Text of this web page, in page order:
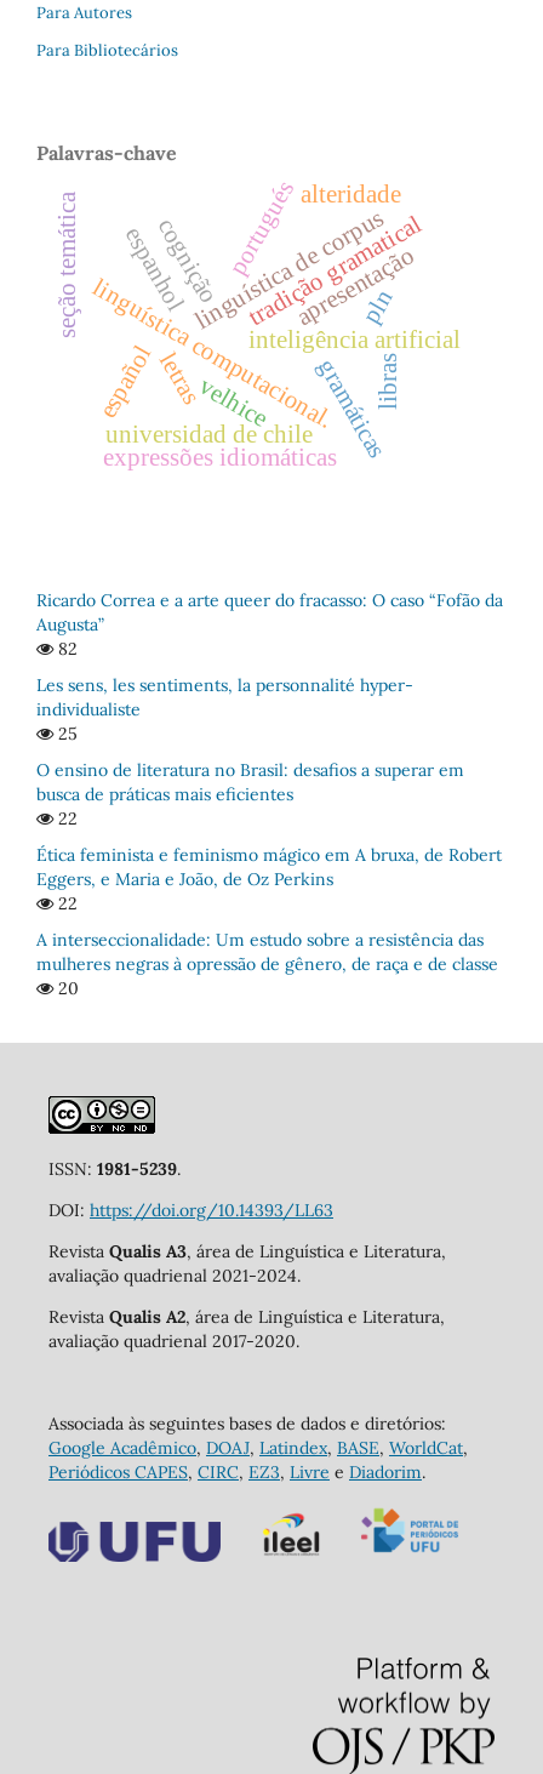
Para Autores
Para Bibliotecários
Palavras-chave
linguística de corpus
linguística computacional.inteligência artificial
letras
apresentação
seção temática cognição
gramáticas
universidad de chile
portugués
español
tradição gramatical
espanhol
libras
expressões idiomáticas
pln
velhice
alteridade
Ricardo Correa e a arte queer do fracasso: O caso “Fofão da
Augusta”
82
Les sens, les sentiments, la personnalité hyper-
individualiste
25
O ensino de literatura no Brasil: desafios a superar em
busca de práticas mais eficientes
22
Ética feminista e feminismo mágico em A bruxa, de Robert
Eggers, e Maria e João, de Oz Perkins
22
A interseccionalidade: Um estudo sobre a resistência das
mulheres negras à opressão de gênero, de raça e de classe
20
ISSN: 1981-5239.
DOI: https://doi.org/10.14393/LL63
Revista Qualis A3, área de Linguística e Literatura,
avaliação quadrienal 2021-2024.
Revista Qualis A2, área de Linguística e Literatura,
avaliação quadrienal 2017-2020.
Associada às seguintes bases de dados e diretórios:
Google Acadêmico, DOAJ, Latindex, BASE, WorldCat,
Periódicos CAPES, CIRC, EZ3, Livre e Diadorim.